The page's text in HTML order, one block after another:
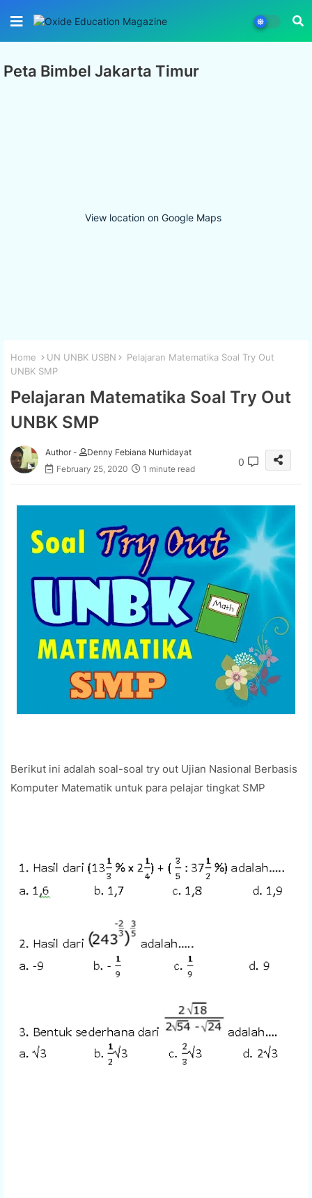
Peta Bimbel Jakarta Timur
View location on Google Maps
Home UN UNBK USBN
Pelajaran Matematika Soal Try Out
UNBK SMP
Pelajaran Matematika Soal Try Out
UNBK SMP
Author -
Denny Febiana Nurhidayat
February 25, 2020
1 minute read
0
Berikut ini adalah soal-soal try out Ujian Nasional Berbasis
Komputer Matematik untuk para pelajar tingkat SMP